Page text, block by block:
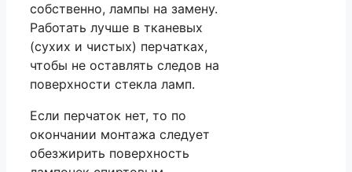
собственно, лампы на замену.
Работать лучше в тканевых
(сухих и чистых) перчатках,
чтобы не оставлять следов на
поверхности стекла ламп.
Если перчаток нет, то по
окончании монтажа следует
обезжирить поверхность